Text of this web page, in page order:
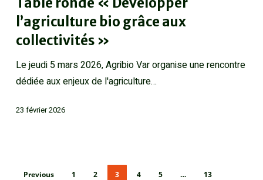
l’agriculture bio grâce aux
collectivités »
Le jeudi 5 mars 2026, Agribio Var organise une rencontre
dédiée aux enjeux de l'agriculture…
23 février 2026
Previous 1 2 3 4 5 …
13